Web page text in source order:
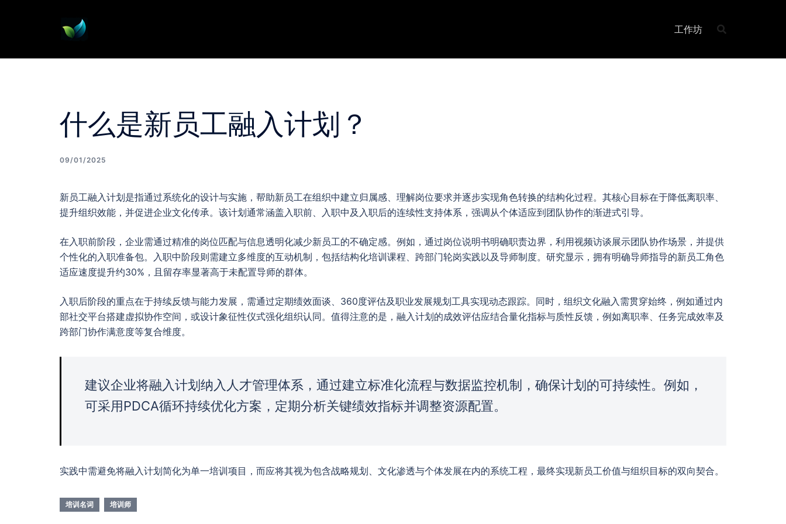
工作坊
什么是新员工融入计划？
09/01/2025
新员工融入计划是指通过系统化的设计与实施，帮助新员工在组织中建立归属感、理解岗位要求并逐步实现角色转换的结构化过程。其核心目标在于降低离职率、
提升组织效能，并促进企业文化传承。该计划通常涵盖入职前、入职中及入职后的连续性支持体系，强调从个体适应到团队协作的渐进式引导。
在入职前阶段，企业需通过精准的岗位匹配与信息透明化减少新员工的不确定感。例如，通过岗位说明书明确职责边界，利用视频访谈展示团队协作场景，并提供
个性化的入职准备包。入职中阶段则需建立多维度的互动机制，包括结构化培训课程、跨部门轮岗实践以及导师制度。研究显示，拥有明确导师指导的新员工角色
适应速度提升约30%，且留存率显著高于未配置导师的群体。
入职后阶段的重点在于持续反馈与能力发展，需通过定期绩效面谈、360度评估及职业发展规划工具实现动态跟踪。同时，组织文化融入需贯穿始终，例如通过内
部社交平台搭建虚拟协作空间，或设计象征性仪式强化组织认同。值得注意的是，融入计划的成效评估应结合量化指标与质性反馈，例如离职率、任务完成效率及
跨部门协作满意度等复合维度。
建议企业将融入计划纳入人才管理体系，通过建立标准化流程与数据监控机制，确保计划的可持续性。例如，
可采用PDCA循环持续优化方案，定期分析关键绩效指标并调整资源配置。
实践中需避免将融入计划简化为单一培训项目，而应将其视为包含战略规划、文化渗透与个体发展在内的系统工程，最终实现新员工价值与组织目标的双向契合。
培训名词 培训师